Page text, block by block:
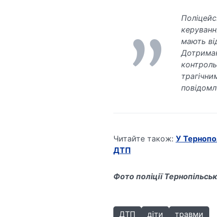
мають
Читайте також: У
ДТП
Фото поліції
ДТП діти травми